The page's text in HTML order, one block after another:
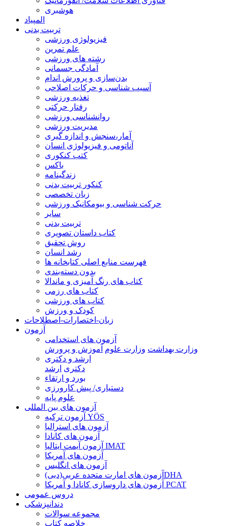
هوشبری
المپیاد
تربیت بدنی
فیزیولوژی ورزشی
علم تمرین
رشته های ورزشی
آمادگی جسمانی
بدن‌سازی و پرورش اندام
آسیب شناسی و حرکات اصلاحی
تغذیه ورزشی
رفتار حرکتی
روانشناسی ورزشی
مدیریت ورزشی
آمار،سنجش و اندازه گیری
آناتومی و فیزیولوژی انسان
کتب کنکوری
باکس
زندگینامه
کنکور تربیت بدنی
زبان تخصصی
حرکت شناسی و بیومکانیک ورزشی
سایر
تربیت بدنی
کتاب داستان تصویری
روش تحقیق
رشد انسان
فهرست منابع اصلی کتابخانه ها
بدون دسته‌بندی
کتاب های رنگ آمیزی و ماندالا
کتاب های رزمی
کتاب های ورزشی
کودک و ورزش
زبان-اختصارات-اصطلاحات
آزمون
آزمون های استخدامی
وزارت بهداشت وزارت علوم آموزش و پرورش
ارشد و دکتری
دکتری ارشد
بورد و ارتقاء
دستیاری/ پیش کارورزی
علوم پایه
آزمون های بین المللی
آزمون تركيه YÖS
آزمون های استرالیا
آزمون های کانادا
آزمون آیمت ایتالیا IMAT
آزمون های آمریکا
آزمون های انگلیس
آزمون های امارت متحده عربی(دبی)DHA
آزمون های داروسازی کانادا و آمریکا PCAT
دروس عمومی
دندانپزشکی
مجموعه سوالات
خلاصه کتاب